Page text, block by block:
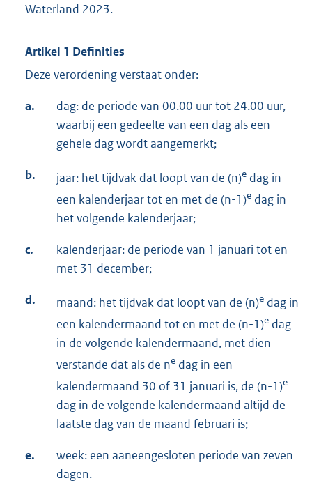
Waterland 2023.
Artikel 1 Definities
Deze verordening verstaat onder:
a.
dag: de periode van 00.00 uur tot 24.00 uur,
waarbij een gedeelte van een dag als een
gehele dag wordt aangemerkt;
b. jaar: het tijdvak dat loopt van de (n)e dag in
een kalenderjaar tot en met de (n-1)e dag in
het volgende kalenderjaar;
c.
kalenderjaar: de periode van 1 januari tot en
met 31 december;
d. maand: het tijdvak dat loopt van de (n)e dag in
een kalendermaand tot en met de (n-1)e dag
in de volgende kalendermaand, met dien
verstande dat als de ne dag in een
kalendermaand 30 of 31 januari is, de (n-1)e
dag in de volgende kalendermaand altijd de
laatste dag van de maand februari is;
e.
week: een aaneengesloten periode van zeven
dagen.